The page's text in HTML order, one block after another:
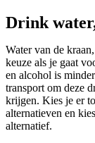
Drink
Water van de
keuze als je gaat
en alcohol is
transport om deze
krijgen. Kies je er
alternatieven en
alternatief.